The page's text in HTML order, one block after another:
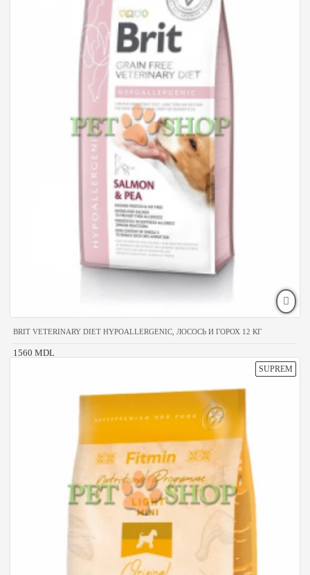
BRIT VETERINARY DIET HYPOALLERGENIC, ЛОСОСЬ И ГОРОХ 12 КГ
1560 MDL